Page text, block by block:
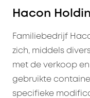
Hacon
Familiebedrijf
zich, middels
met de verkoop
gebruikte
specifieke